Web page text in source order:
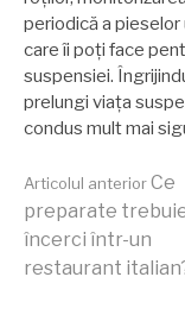
periodică a
care îi poți face
suspensiei.
prelungi viața
condus mult mai
Articolul anteriorCe
preparate
încerci într-un
restaurant